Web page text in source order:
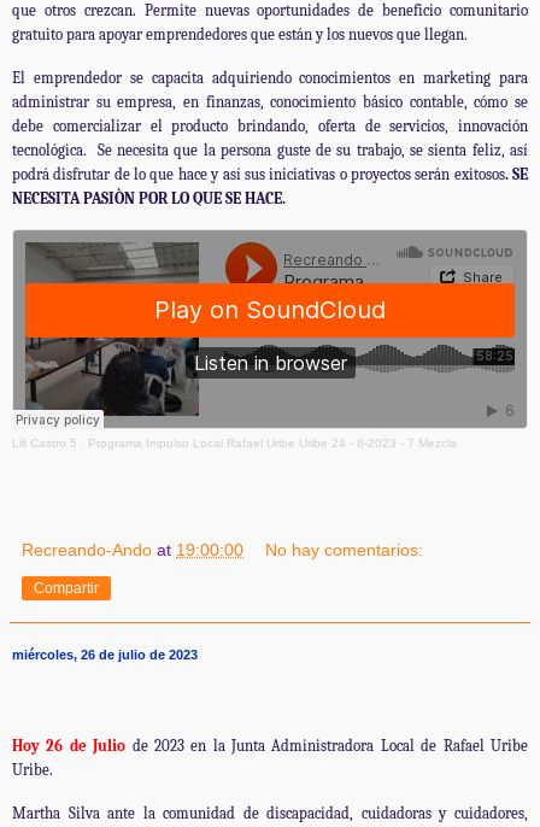
que otros crezcan. Permite nuevas oportunidades de beneficio comunitario
gratuito para apoyar emprendedores que están y los nuevos que llegan.
El emprendedor se capacita adquiriendo conocimientos en marketing para
administrar su empresa, en finanzas, conocimiento básico contable, cómo se
debe comercializar el producto brindando, oferta de servicios, innovación
tecnológica. Se necesita que la persona guste de su trabajo, se sienta feliz, así
podrá disfrutar de lo que hace y así sus iniciativas o proyectos serán exitosos. SE
NECESITA PASIÒN POR LO QUE SE HACE.
Lili Castro 5 · Programa Impulso Local Rafael Uribe Uribe 24 - 8-2023 - 7 Mezcla
Recreando-Ando at 19:00:00 No hay comentarios:
Compartir
miércoles, 26 de julio de 2023
Hoy 26 de Julio de 2023 en la Junta Administradora Local de Rafael Uribe
Uribe.
Martha Silva ante la comunidad de discapacidad, cuidadoras y cuidadores,